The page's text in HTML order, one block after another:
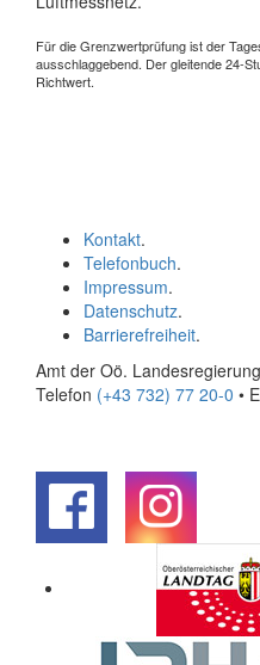
Für die Grenzwertprüfung ist der
ausschlaggebend. Der gleitende 24-
Richtwert.
Kontakt.
Telefonbuch.
Impressum.
Datenschutz.
Barrierefreiheit.
Amt der Oö.
Telefon (+43 732) 77 20-0 •